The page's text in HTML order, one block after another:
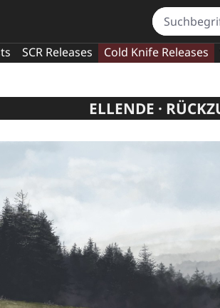
SCR Releases Cold Knife Releases
ELLENDE ·